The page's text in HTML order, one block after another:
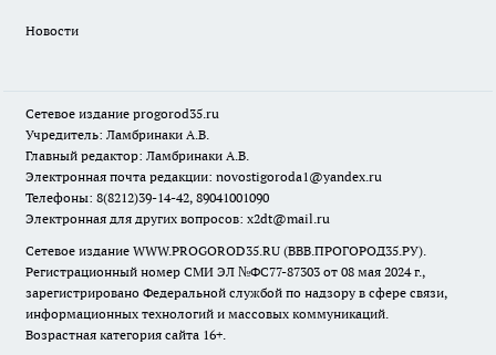
Новости
Сетевое издание progorod35.ru
Учредитель: Ламбринаки А.В.
Главный редактор: Ламбринаки А.В.
Электронная почта редакции: novostigoroda1@yandex.ru
Телефоны: 8(8212)39-14-42, 89041001090
Электронная для других вопросов: x2dt@mail.ru
Сетевое издание WWW.PROGOROD35.RU (ВВВ.ПРОГОРОД35.РУ).
Регистрационный номер СМИ ЭЛ №ФС77-87303 от 08 мая 2024 г.,
зарегистрировано Федеральной службой по надзору в сфере связи,
информационных технологий и массовых коммуникаций.
Возрастная категория сайта 16+.